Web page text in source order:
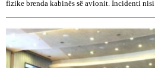
fizike brenda kabinës së avionit. Incidenti nisi